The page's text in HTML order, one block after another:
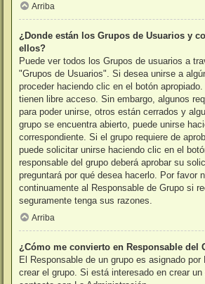
Arriba
¿Donde están los Grupos de Usuarios y
ellos?
Puede ver todos los Grupos de usuarios a
"Grupos de Usuarios". Si desea unirse a
proceder haciendo clic en el botón
tienen libre acceso. Sin embargo, algunos
para poder unirse, otros están cerrados y
grupo se encuentra abierto, puede unirse
correspondiente. Si el grupo requiere de
puede solicitar unirse haciendo clic en el
responsable del grupo deberá aprobar su
preguntará por qué desea hacerlo. Por favor
continuamente al Responsable de Grupo si
seguramente tenga sus razones.
Arriba
¿Cómo me convierto en Responsable del
El Responsable de un grupo es asignado por
crear el grupo. Si está interesado en crear un